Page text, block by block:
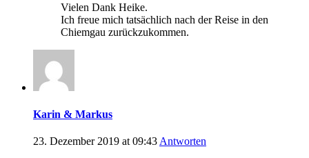
Vielen Dank Heike.
Ich freue mich tatsächlich nach der Reise in den
Chiemgau zurückzukommen.
Karin & Markus
23. Dezember 2019 at 09:43Antworten